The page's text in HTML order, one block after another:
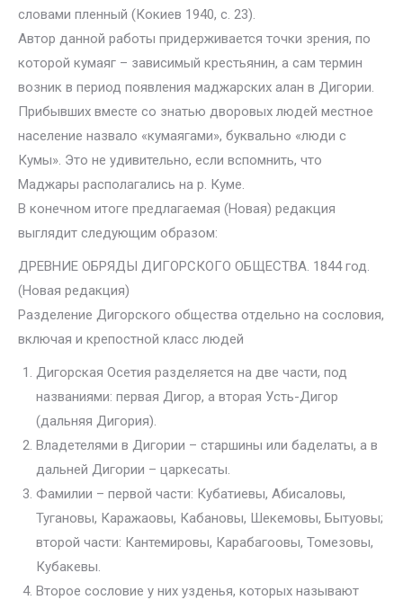
словами пленный (Кокиев 1940, с. 23).
Автор данной работы придерживается точки зрения, по
которой кумаяг – зависимый крестьянин, а сам термин
возник в период появления маджарских алан в Дигории.
Прибывших вместе со знатью дворовых людей местное
население назвало «кумаягами», буквально «люди с
Кумы». Это не удивительно, если вспомнить, что
Маджары располагались на р. Куме.
В конечном итоге предлагаемая (Новая) редакция
выглядит следующим образом:
ДРЕВНИЕ ОБРЯДЫ ДИГОРСКОГО ОБЩЕСТВА. 1844 год.
(Новая редакция)
Разделение Дигорского общества отдельно на сословия,
включая и крепостной класс людей
Дигорская Осетия разделяется на две части, под
названиями: первая Дигор, а вторая Усть-Дигор
(дальняя Дигория).
Владетелями в Дигории – старшины или баделаты, а в
дальней Дигории – царкесаты.
Фамилии – первой части: Кубатиевы, Абисаловы,
Тугановы, Каражаовы, Кабановы, Шекемовы, Бытуовы;
второй части: Кантемировы, Карабагоовы, Томезовы,
Кубакевы.
Второе сословие у них узденья, которых называют